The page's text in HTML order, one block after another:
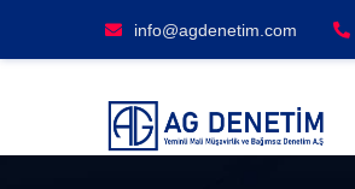
info@agdenetim.com